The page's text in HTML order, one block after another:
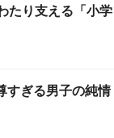
たり支える「小学
すぎる男子の純情